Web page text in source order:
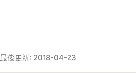
最後更新: 2018-04-23